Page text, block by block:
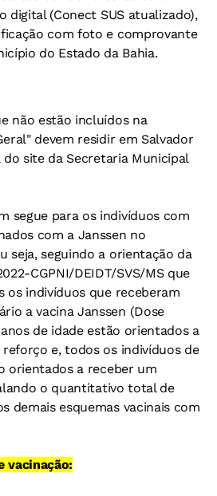
digital (Conect SUS atualizado),
com foto e comprovante
do Estado da Bahia.
não estão incluídos na
devem residir em Salvador
site da Secretaria Municipal
segue para os indivíduos com
com a Janssen no
seja, seguindo a orientação da
CGPNI/DEIDT/SVS/MS que
os indivíduos que receberam
a vacina Janssen (Dose
de idade estão orientados a
e, todos os indivíduos de
orientados a receber um
o quantitativo total de
demais esquemas vacinais com
vacinação: